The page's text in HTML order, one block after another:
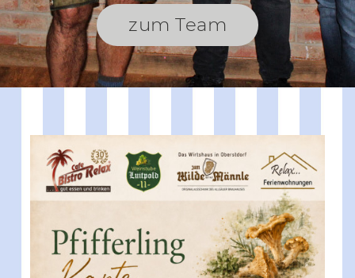
zum Team